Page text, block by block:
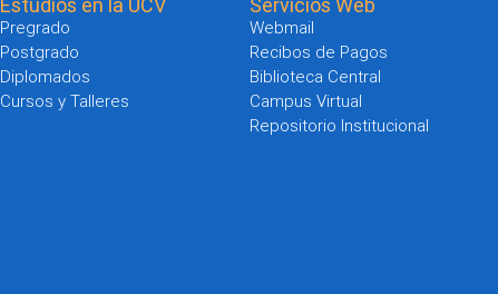
Pregrado
Postgrado
Diplomados
Cursos y Talleres
Webmail
Recibos de Pagos
Biblioteca Central
Campus Virtual
Repositorio Institucional